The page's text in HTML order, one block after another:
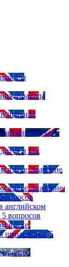
правила
правила
английский:
и как
языке: значение
языке: значение,
английском
5 вопросов
языке:
школьников 5
про